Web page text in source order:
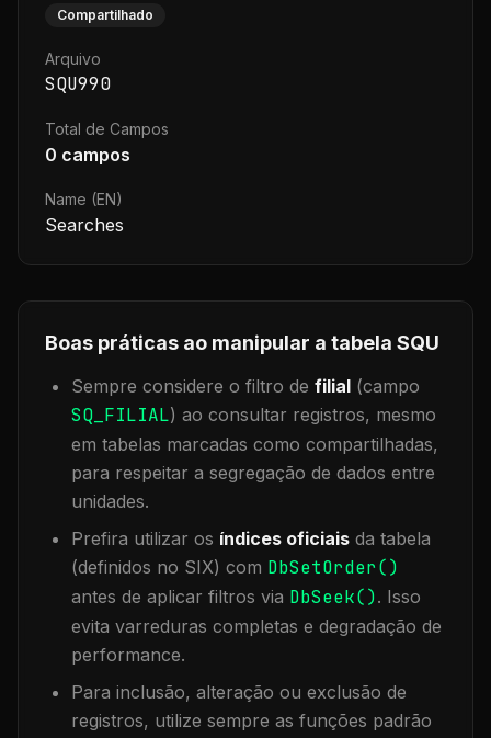
Compartilhado
Arquivo
SQU990
Total de Campos
0 campos
Name (EN)
Searches
Boas práticas ao manipular a tabela SQU
Sempre considere o filtro de filial (campo
SQ_FILIAL) ao consultar registros, mesmo
em tabelas marcadas como compartilhadas,
para respeitar a segregação de dados entre
unidades.
Prefira utilizar os índices oficiais da tabela
(definidos no SIX) com DbSetOrder()
antes de aplicar filtros via DbSeek(). Isso
evita varreduras completas e degradação de
performance.
Para inclusão, alteração ou exclusão de
registros, utilize sempre as funções padrão